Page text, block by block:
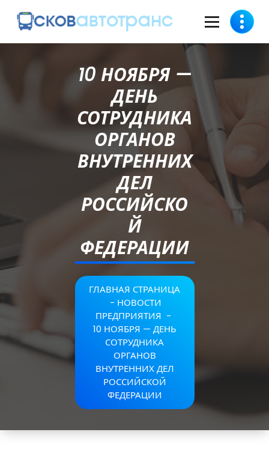
10 НОЯБРЯ —
ДЕНЬ
СОТРУДНИКА
ОРГАНОВ
ВНУТРЕННИХ
ДЕЛ
РОССИЙСКО
Й
ФЕДЕРАЦИИ
ГЛАВНАЯ СТРАНИЦА
- НОВОСТИ
ПРЕДПРИЯТИЯ -
10 НОЯБРЯ — ДЕНЬ
СОТРУДНИКА
ОРГАНОВ
ВНУТРЕННИХ ДЕЛ
РОССИЙСКОЙ
ФЕДЕРАЦИИ